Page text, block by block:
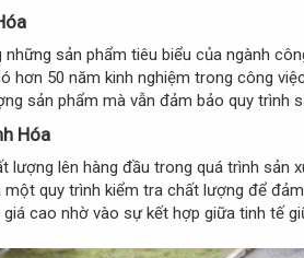
sản phẩm tiêu biểu của ngành
hơn 50 năm kinh nghiệm trong công
sản phẩm mà vẫn đảm bảo quy trình
Hóa​
lượng lên hàng đầu trong quá trình
quy trình kiểm tra chất lượng để
cao nhờ vào sự kết hợp giữa tinh tế